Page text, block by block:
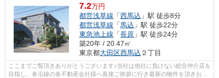
7.2万円
都営浅草線 「西馬込 」駅 徒歩8分
都営浅草線 「馬込 」駅 徒歩22分
東急池上線 「長原 」駅 徒歩24分
築20年 / 20.47㎡
東京都大田区西馬込 ２丁目
ここまでご覧頂きありがとうございます♪当社は他社に負けない総合仲介店を
目指し、各沿線の各不動産会社様へ直接ご挨拶に行き最新の物件を頂きお客